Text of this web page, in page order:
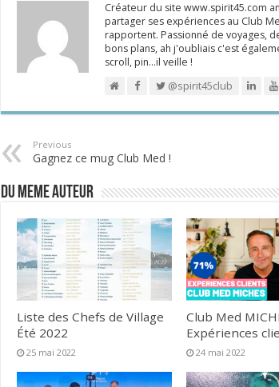
Créateur du site www.spirit45.com
partager ses expériences au Club
rapportent. Passionné de voyages,
bons plans, ah j'oubliais c'est
scroll, pin…il veille !
@spirit45club
Previous
Gagnez ce mug Club Med !
DU MEME AUTEUR
Liste des Chefs de Village
Été 2022
25 mai 2022
Club Med
Expériences
24 mai 2022